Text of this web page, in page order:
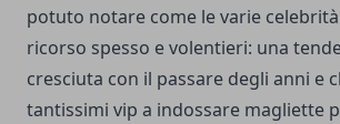
potuto notare come le varie
ricorso spesso e volentieri: una
cresciuta con il passare degli anni e
tantissimi vip a indossare magliette